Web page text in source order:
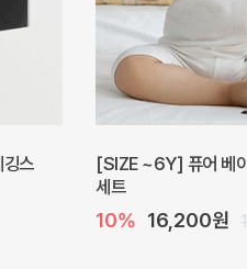
20% 27,200원